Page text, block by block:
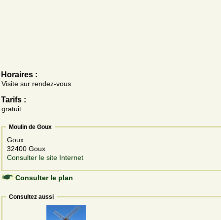
Horaires :
Visite sur rendez-vous
Tarifs :
gratuit
Moulin de Goux
Goux
32400 Goux
Consulter le site Internet
Consulter le plan
Consultez aussi